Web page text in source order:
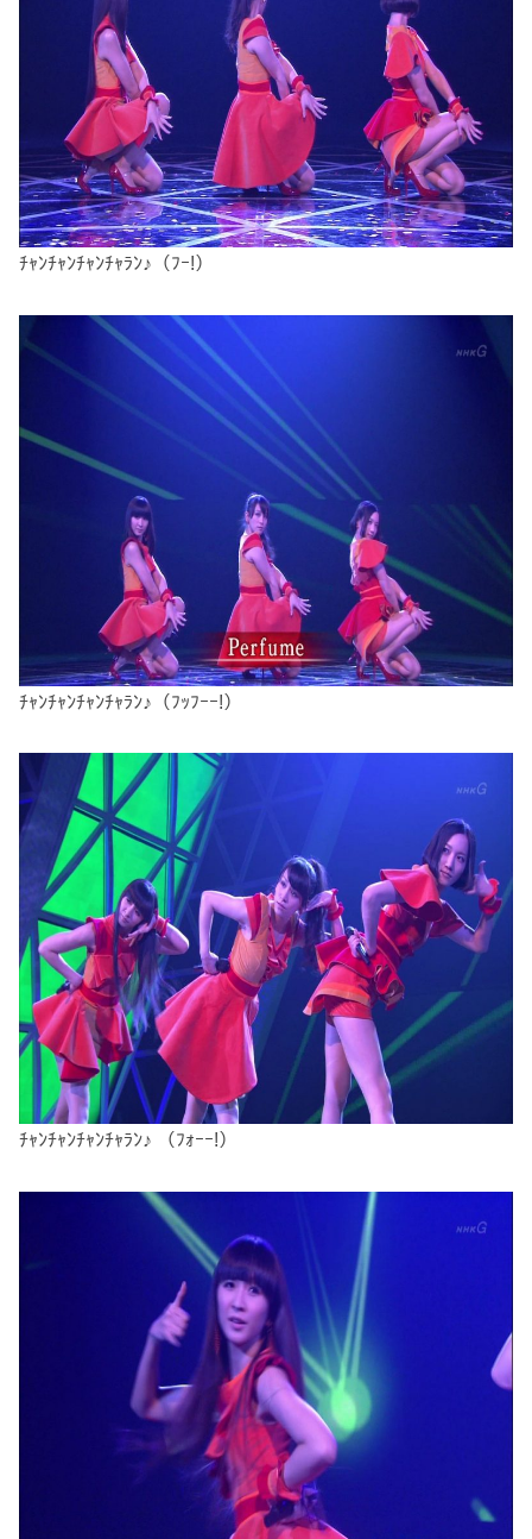
ﾁｬﾝﾁｬﾝﾁｬﾝﾁｬﾗﾝ♪（ﾌｰ!）
ﾁｬﾝﾁｬﾝﾁｬﾝﾁｬﾗﾝ♪（ﾌｯﾌｰｰ!）
ﾁｬﾝﾁｬﾝﾁｬﾝﾁｬﾗﾝ♪ （ﾌｫｰｰ!）